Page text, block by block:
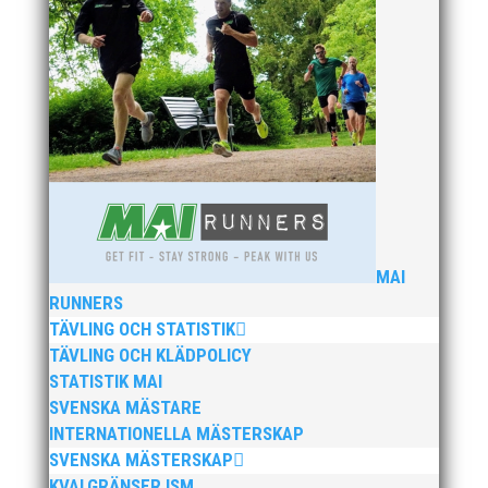
MAI
RUNNERS
TÄVLING OCH STATISTIK
TÄVLING OCH KLÄDPOLICY
STATISTIK MAI
SVENSKA MÄSTARE
INTERNATIONELLA MÄSTERSKAP
SVENSKA MÄSTERSKAP
Publicerat tidigare
Glans nytt svenskt rekord på 10 km landsväg i tyska
Dresden. Jonas som haft ett problematiskt år med
skador gjorde på två veckors varsel säsongsdebut och
vilket lopp det blev. Nya svenska rekordet lyder på
28:08 och...
Med anledning av den ökade smittspridningen av